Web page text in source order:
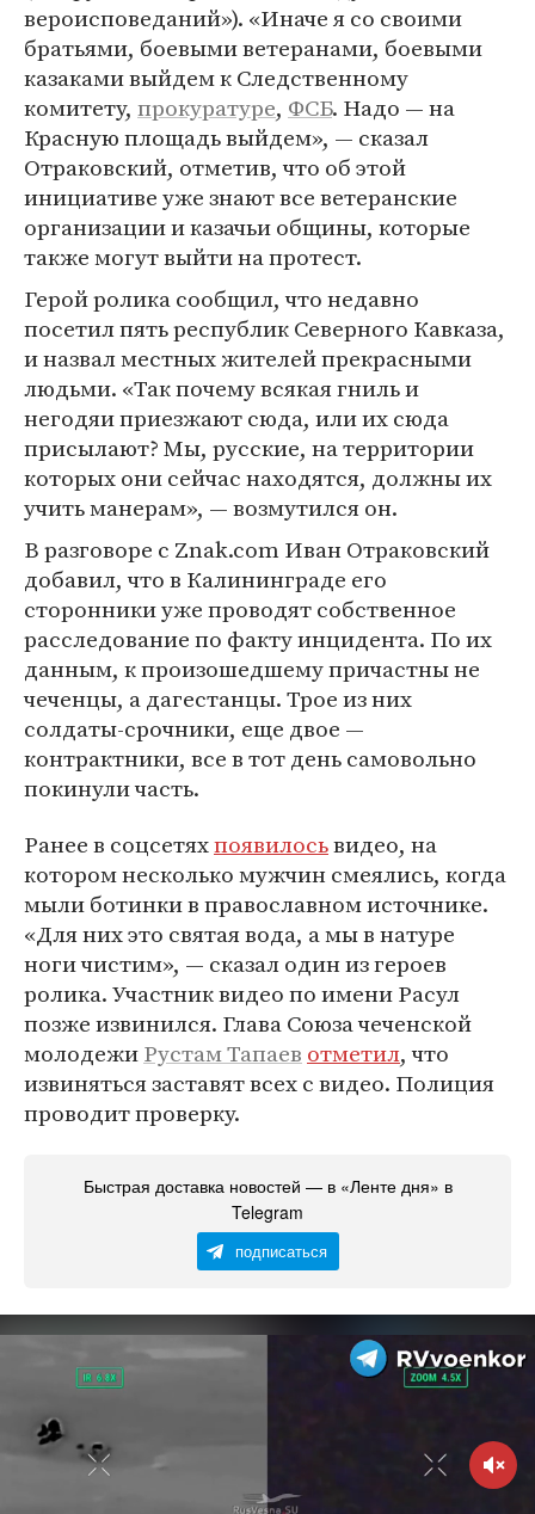
вероисповеданий»). «Иначе я со своими
братьями, боевыми ветеранами, боевыми
казаками выйдем к Следственному
комитету, прокуратуре, ФСБ. Надо — на
Красную площадь выйдем», — сказал
Отраковский, отметив, что об этой
инициативе уже знают все ветеранские
организации и казачьи общины, которые
также могут выйти на протест.
Герой ролика сообщил, что недавно
посетил пять республик Северного Кавказа,
и назвал местных жителей прекрасными
людьми. «Так почему всякая гниль и
негодяи приезжают сюда, или их сюда
присылают? Мы, русские, на территории
которых они сейчас находятся, должны их
учить манерам», — возмутился он.
В разговоре с Znak.com Иван Отраковский
добавил, что в Калининграде его
сторонники уже проводят собственное
расследование по факту инцидента. По их
данным, к произошедшему причастны не
чеченцы, а дагестанцы. Трое из них
солдаты-срочники, еще двое —
контрактники, все в тот день самовольно
покинули часть.
Ранее в соцсетяхпоявилосьвидео, на
котором несколько мужчин смеялись, когда
мыли ботинки в православном источнике.
«Для них это святая вода, а мы в натуре
ноги чистим», — сказал один из героев
ролика. Участник видео по имени Расул
позже извинился. Глава Союза чеченской
молодежиРустам Тапаев отметил, что
извиняться заставят всех с видео. Полиция
проводит проверку.
Быстрая доставка новостей — в «Ленте дня» в
Telegram
подписаться